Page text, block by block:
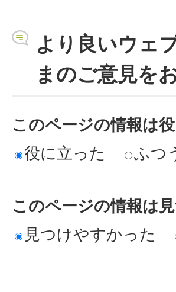
より良いウェ
まのご意見を
このページの情報は
役に立った
ふつ
このページの情報は
見つけやすかった